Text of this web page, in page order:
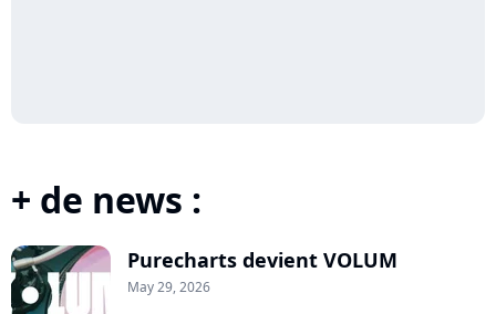
+ de news :
Purecharts devient VOLUM
May 29, 2026